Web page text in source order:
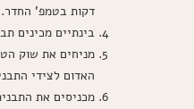
דקות בטמפ' החדר.
בינתיים מכינים
מניחים את שוק
האדום לצידי
מכניסים את התבנית